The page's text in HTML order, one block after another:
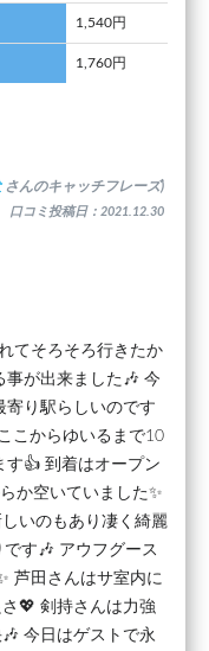
1,540円
1,760円
さんのキャッチフレーズ)
口コミ投稿日：2021.12.30
てそろそろ行きたか
事が出来ました🎶 今
寄り駅らしいのです
こからゆいるまで10
す👍 到着はオープン
か空いていました✨
いのもあり凄く綺麗
す🎶 アウフグース
芦田さんはサ室内に
💖 剣持さんは力強
今日はゲストで永